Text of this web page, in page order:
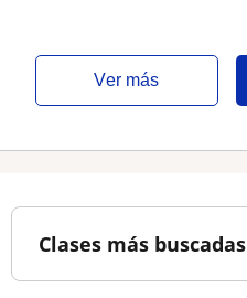
ver más
Clases más buscadas